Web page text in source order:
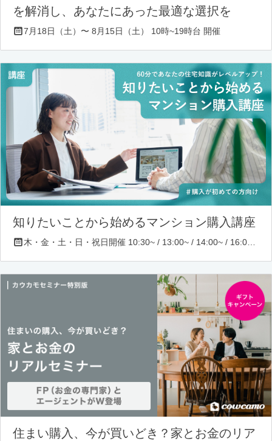
を解消し、あなたにあった最適な選択を
7月18日（土）〜 8月15日（土） 10時~19時台 開催
知りたいことから始めるマンション購入講座
住まい購入、今が買いどき？家とお金のリア